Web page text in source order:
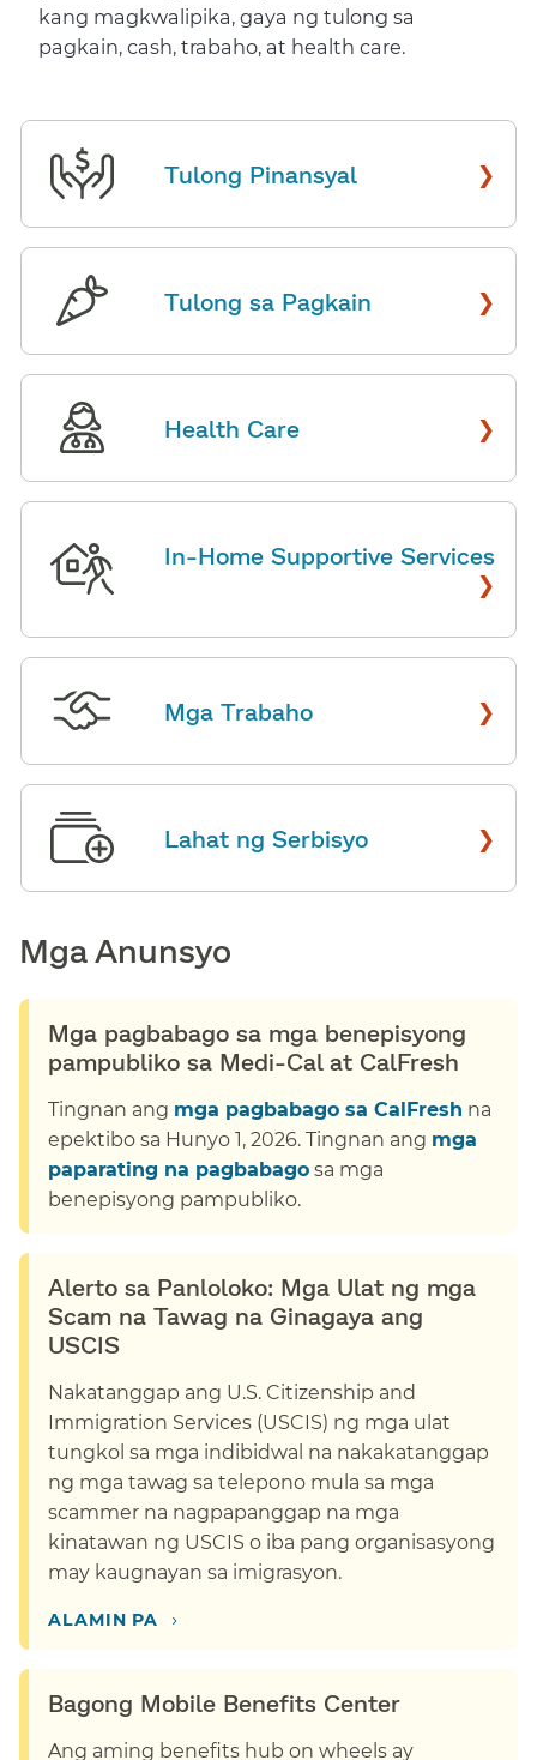
kang magkwalipika, gaya ng tulong sa
pagkain, cash, trabaho, at health care.​​
Tulong Pinansyal ›
Tulong sa Pagkain ›
Health Care ›
In-Home Supportive Services
›
Mga Trabaho ›
Lahat ng Serbisyo ›
Mga Anunsyo​​
Mga pagbabago sa mga benepisyong
pampubliko sa Medi-Cal at CalFresh​​
Tingnan ang mga pagbabago sa CalFresh na
epektibo sa Hunyo 1, 2026. Tingnan ang mga
paparating na pagbabago sa mga
benepisyong pampubliko.​​
Alerto sa Panloloko: Mga Ulat ng mga
Scam na Tawag na Ginagaya ang
USCIS​​
Nakatanggap ang U.S. Citizenship and
Immigration Services (USCIS) ng mga ulat
tungkol sa mga indibidwal na nakakatanggap
ng mga tawag sa telepono mula sa mga
scammer na nagpapanggap na mga
kinatawan ng USCIS o iba pang organisasyong
may kaugnayan sa imigrasyon.​​
ALAMIN PA​​ ›​​
Bagong Mobile Benefits Center​​
Ang aming benefits hub on wheels ay